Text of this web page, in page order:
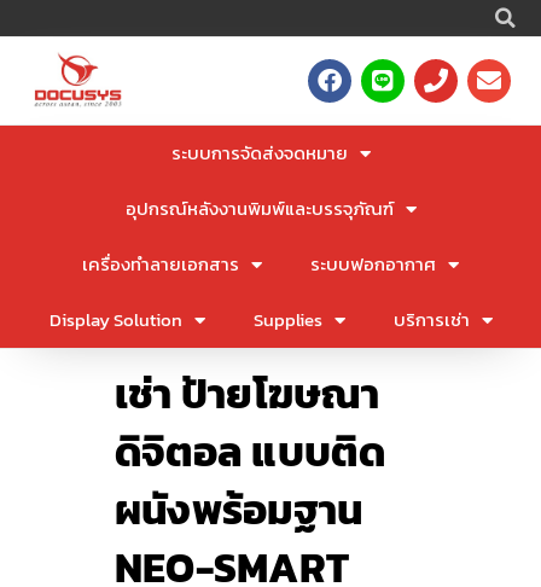
to
F
a
c
e
b
o
L
i
n
P
h
o
E
n
v
ระบบการจัดส่งจดหมาย
อุปกรณ์หลังงานพิมพ์และบรรจุภัณฑ์
เครื่องทำลายเอกสาร
ระบบฟอกอากาศ
Display Solution
Supplies บริการเช่า
เช่า ป้ายโฆษณา
ดิจิตอล แบบติด
ผนังพร้อมฐาน
NEO-SMART